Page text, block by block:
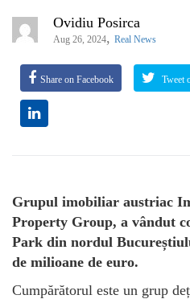
Ovidiu Posirca
Aug 26, 2024, Real News
Share on Facebook Tweet
Grupul imobiliar austriac
Property Group, a vândut
Park din nordul
de milioane de euro.
Cumpărătorul este un grup